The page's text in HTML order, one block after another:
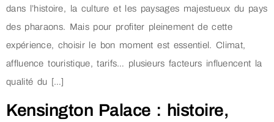
dans l’histoire, la culture et les paysages majestueux du pays
des pharaons. Mais pour profiter pleinement de cette
expérience, choisir le bon moment est essentiel. Climat,
affluence touristique, tarifs… plusieurs facteurs influencent la
qualité du […]
Kensington Palace : histoire,